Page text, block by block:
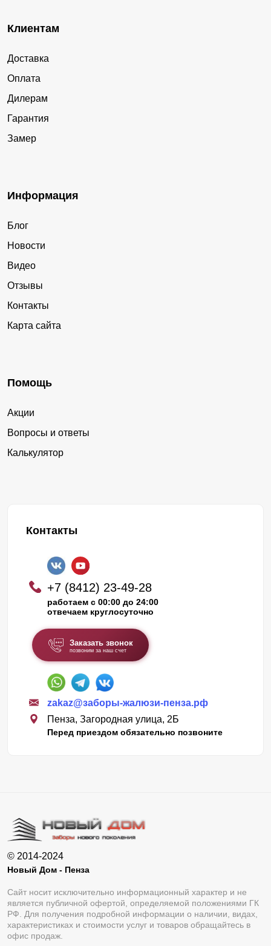
Клиентам
Доставка
Оплата
Дилерам
Гарантия
Замер
Информация
Блог
Новости
Видео
Отзывы
Контакты
Карта сайта
Помощь
Акции
Вопросы и ответы
Калькулятор
Контакты
+7 (8412) 23-49-28
работаем с 00:00 до 24:00
отвечаем круглосуточно
Заказать звонок
позвоним за наш счет
zakaz@заборы-жалюзи-пенза.рф
Пенза, Загородная улица, 2Б
Перед приездом обязательно позвоните
© 2014-2024
Новый Дом - Пенза
Сайт носит исключительно информационный характер и не
является публичной офертой, определяемой положениями ГК
РФ. Для получения подробной информации о наличии, видах,
характеристиках и стоимости услуг и товаров обращайтесь в
офис продаж.